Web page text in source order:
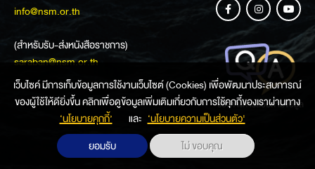
info@nsm.or.th
(สำหรับรับ-ส่งหนังสือราชการ)
saraban@nsm.or.th
ช่องทางการสอบถามข้อมูล
เว็บไซค์ มีการเก็บข้อมูลการใช้งานเว็บไซต์ (Cookies) เพื่อพัฒนาประสบการณ์
ของผู้ใช้ให้ดียิ่งขึ้น คลิกเพื่อดูข้อมูลเพิ่มเติมเกี่ยวกับการใช้คุกกี้ของเราผ่านทาง
‘นโยบายคุกกี้’
และ ‘นโยบายความเป็นส่วนตัว'
ยอมรับ
ไม่ ขอบคุณ